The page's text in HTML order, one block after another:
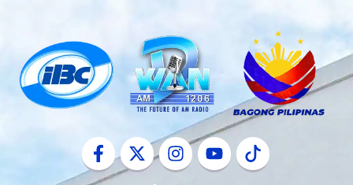
content